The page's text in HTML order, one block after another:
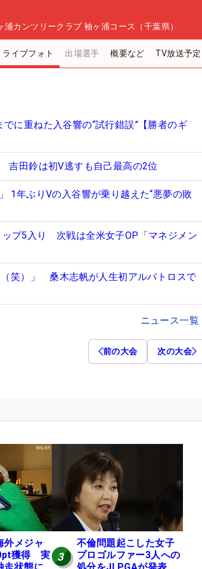
浦カンツリークラブ 袖ヶ浦コース（千葉県）
ライブフォト 出場選手 概要など TV放送予定
に重ねた入谷響の“試行錯誤”【勝者のギ
田鈴は初V逃すも自己最高の2位
1年ぶりVの入谷響が乗り越えた“悪夢の敗
プ5入り 次戦は全米女子OP「マネジメン
笑）」 桑木志帆が人生初アルバトロスで
ニュース一覧
前の大会 次の大会
外メジャ
獲得 実
3
不倫問題起こした女子
プロゴルファー3人への